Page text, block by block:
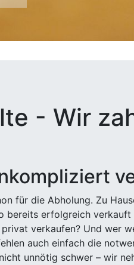
- Wir
für die Abholung. Zu
erfolgreich
verkaufen? Und wer
auch einfach die
unnötig schwer – wir